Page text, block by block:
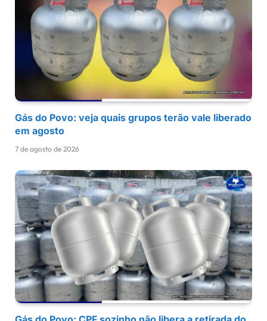
Gás do Povo: veja quais grupos terão vale liberado
em agosto
7 de agosto de 2026